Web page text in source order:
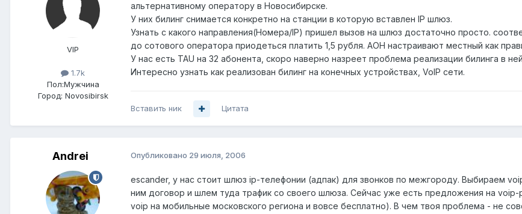
VIP
1.7k
Пол:Мужчина
Город: Novosibirsk
альтернативному оператору в Новосибирске.
У них билинг снимается конкретно на станции в которую вставлен IP шлюз.
Узнать с какого направления(Номера/IP) пришел вызов на шлюз достаточно просто.
до сотового оператора приодеться платить 1,5 рубля. АОН настраивают местный как
У нас есть TAU на 32 абонента, скоро наверно назреет проблема реализации билинга в
Интересно узнать как реализован билинг на конечных устройствах, VoIP сети.
Вставить ник Цитата
Andrei Опубликовано 29 июля, 2006
escander, у нас стоит шлюз ip-телефонии (адпак) для звонков по межгороду. Выбираем
ним договор и шлем туда трафик со своего шлюза. Сейчас уже есть предложения на
voip на мобильные московского региона и вовсе бесплатно). В чем твоя проблема - не